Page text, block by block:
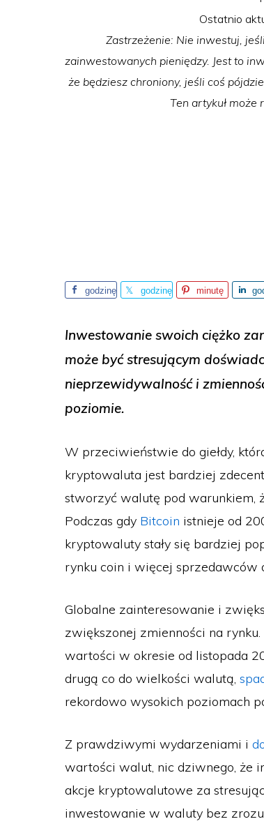
Ostatnio
Zastrzeżenie: Nie inwestuj,
zainwestowanych pieniędzy. Jest to
że będziesz chroniony, jeśli coś
Ten artykuł
godzinę
godzinę
minutę
Inwestowanie swoich ciężko
może być stresującym
nieprzewidywalność i
poziomie.
W przeciwieństwie do giełdy,
kryptowaluta jest bardziej
stworzyć walutę pod warunkiem,
Podczas gdy Bitcoin istnieje od
kryptowaluty stały się bardziej
rynku coin i więcej sprzedawców
Globalne zainteresowanie i
zwiększonej zmienności na rynku.
wartości w okresie od listopada
drugą co do wielkości walutą,
rekordowo wysokich poziomach
Z prawdziwymi wydarzeniami i
wartości walut, nic dziwnego, że
akcje kryptowalutowe za
inwestowanie w waluty bez